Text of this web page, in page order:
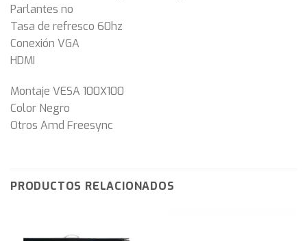
Parlantes no
Tasa de refresco 60hz
Conexión VGA
HDMI
Montaje VESA 100X100
Color Negro
Otros Amd Freesync
PRODUCTOS RELACIONADOS